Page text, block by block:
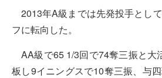
2013年A級までは先発投手とし
フに転向した。
AA級で65 1/3回で74奪三振と
板し9イニングスで10奪三振、与